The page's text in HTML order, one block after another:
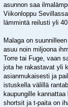
asunnon saa
Viikonloppu
lämmintä reilusti yli
Malaga on
asuu noin miljoona
Torre tai Fuge, vaan
jota he rakastavat yli
asianmukaisesti ja
istuskella välillä
kaupungille
shortsit ja t-paita on